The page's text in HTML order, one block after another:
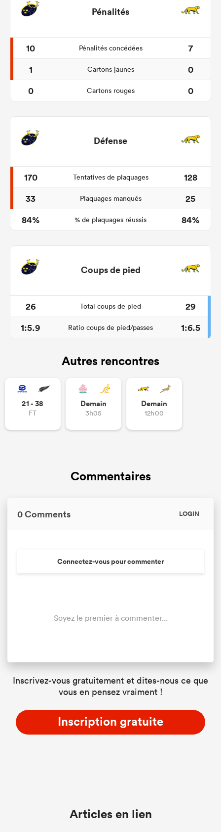
Pénalités
10 Pénalités concédées
7
1
Cartons jaunes
0
0
Cartons rouges 0
Défense
170 Tentatives de plaquages
128
33
Plaquages manqués
25
84%
% de plaquages réussis 84%
Coups de pied
26 Total coups de pied
29
1:5.9
Ratio coups de pied/passes 1:6.5
Autres rencontres
21 - 38
FT
Demain
3h05
Demain
12h00
Commentaires
0 Comments LOGIN
Connectez-vous pour commenter
Soyez le premier à commenter...
Inscrivez-vous gratuitement et dites-nous ce que
vous en pensez vraiment !
Inscription gratuite
Articles en lien